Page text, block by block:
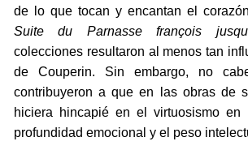
de lo que tocan y encantan el
Suite du Parnasse françois
colecciones resultaron al menos tan
de Couperin. Sin embargo, no
contribuyeron a que en las obras de
hiciera hincapié en el virtuosismo en
profundidad emocional y el peso